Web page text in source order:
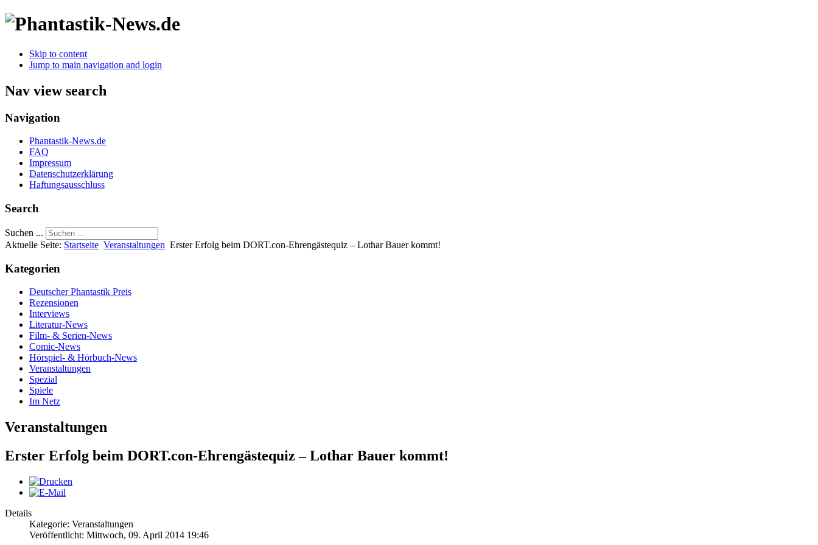
Skip to content
Jump to main navigation and login
Nav view search
Navigation
Phantastik-News.de
FAQ
Impressum
Datenschutzerklärung
Haftungsausschluss
Search
Suchen ...
Aktuelle Seite: Startseite Veranstaltungen Erster Erfolg beim DORT.con-Ehrengästequiz – Lothar Bauer kommt!
Kategorien
Deutscher Phantastik Preis
Rezensionen
Interviews
Literatur-News
Film- & Serien-News
Comic-News
Hörspiel- & Hörbuch-News
Veranstaltungen
Spezial
Spiele
Im Netz
Veranstaltungen
Erster Erfolg beim DORT.con-Ehrengästequiz – Lothar Bauer kommt!
Details
Kategorie: Veranstaltungen
Veröffentlicht: Mittwoch, 09. April 2014 19:46